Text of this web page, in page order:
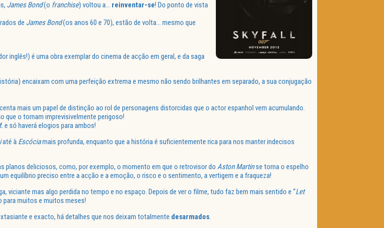
James Bond(o franchise) voltou a… reinventar-se! Do ponto de vista
de James Bond(os anos 60 e 70), estão de volta… mesmo que
inglês!) é uma obra exemplar do cinema de acção em geral, e da saga
encaixam com uma perfeição extrema e mesmo não sendo brilhantes em separado, a sua conjugação
mais um papel de distinção ao rol de personagens distorcidas que o actor espanhol vem acumulando.
que o tornam imprevisivelmente perigoso!
e só haverá elogios para ambos!
até à Escóciamais profunda, enquanto que a história é suficientemente rica para nos manter indecisos
planos deliciosos, como, por exemplo, o momento em que o retrovisor do Aston Martinse torna o espelho
equilíbrio preciso entre a acção e a emoção, o risco e o sentimento, a vertigem e a fraqueza!
viciante mas algo perdida no tempo e no espaço. Depois de ver o filme, tudo faz bem mais sentido e “Let
para muitos e muitos meses!
e exacto, há detalhes que nos deixam totalmente desarmados.